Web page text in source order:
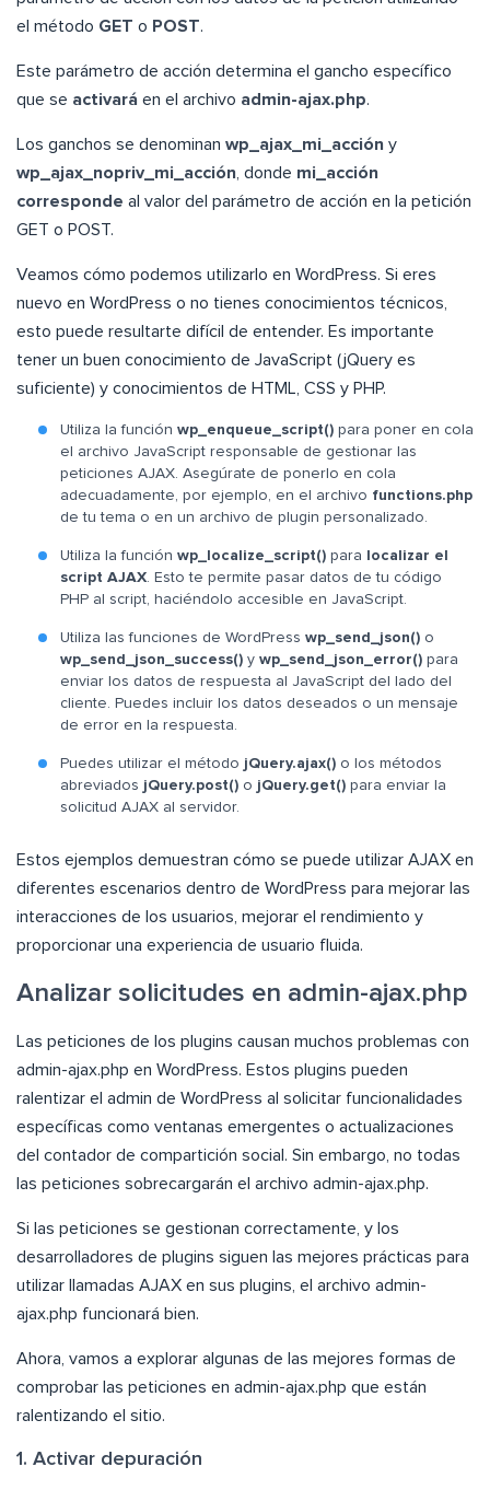
el método GET o POST.
Este parámetro de acción determina el gancho específico
que se activará en el archivo admin-ajax.php.
Los ganchos se denominan wp_ajax_mi_acción y
wp_ajax_nopriv_mi_acción , donde mi_acción
corresponde al valor del parámetro de acción en la petición
GET o POST.
Veamos cómo podemos utilizarlo en WordPress. Si eres
nuevo en WordPress o no tienes conocimientos técnicos,
esto puede resultarte difícil de entender. Es importante
tener un buen conocimiento de JavaScript (jQuery es
suficiente) y conocimientos de HTML, CSS y PHP.
Utiliza la función wp_enqueue_script() para poner en cola
el archivo JavaScript responsable de gestionar las
peticiones AJAX. Asegúrate de ponerlo en cola
adecuadamente, por ejemplo, en el archivo functions.php
de tu tema o en un archivo de plugin personalizado.
Utiliza la función wp_localize_script() para localizar el
script AJAX . Esto te permite pasar datos de tu código
PHP al script, haciéndolo accesible en JavaScript.
Utiliza las funciones de WordPress wp_send_json() o
wp_send_json_success() y wp_send_json_error() para
enviar los datos de respuesta al JavaScript del lado del
cliente. Puedes incluir los datos deseados o un mensaje
de error en la respuesta.
Puedes utilizar el método jQuery.ajax() o los métodos
abreviados jQuery.post() o jQuery.get() para enviar la
solicitud AJAX al servidor.
Estos ejemplos demuestran cómo se puede utilizar AJAX en
diferentes escenarios dentro de WordPress para mejorar las
interacciones de los usuarios, mejorar el rendimiento y
proporcionar una experiencia de usuario fluida.
Analizar solicitudes en admin-ajax.php
Las peticiones de los plugins causan muchos problemas con
admin-ajax.php en WordPress. Estos plugins pueden
ralentizar el admin de WordPress al solicitar funcionalidades
específicas como ventanas emergentes o actualizaciones
del contador de compartición social. Sin embargo, no todas
las peticiones sobrecargarán el archivo admin-ajax.php.
Si las peticiones se gestionan correctamente, y los
desarrolladores de plugins siguen las mejores prácticas para
utilizar llamadas AJAX en sus plugins, el archivo admin-
ajax.php funcionará bien.
Ahora, vamos a explorar algunas de las mejores formas de
comprobar las peticiones en admin-ajax.php que están
ralentizando el sitio.
1. Activar depuración